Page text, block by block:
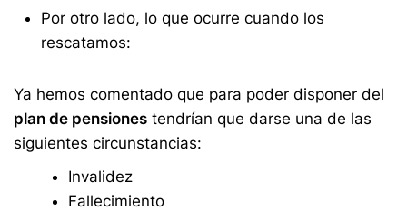
Por otro lado, lo que ocurre cuando los
rescatamos:
Ya hemos comentado que para poder disponer del
plan de pensiones tendrían que darse una de las
siguientes circunstancias:
Invalidez
Fallecimiento